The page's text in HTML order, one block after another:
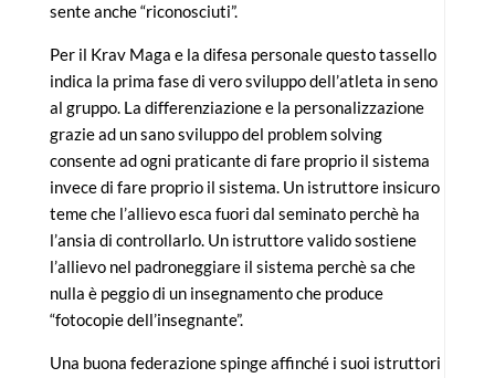
sente anche “riconosciuti”.
Per il Krav Maga e la difesa personale questo tassello
indica la prima fase di vero sviluppo dell’atleta in seno
al gruppo. La differenziazione e la personalizzazione
grazie ad un sano sviluppo del problem solving
consente ad ogni praticante di fare proprio il sistema
invece di fare proprio il sistema. Un istruttore insicuro
teme che l’allievo esca fuori dal seminato perchè ha
l’ansia di controllarlo. Un istruttore valido sostiene
l’allievo nel padroneggiare il sistema perchè sa che
nulla è peggio di un insegnamento che produce
“fotocopie dell’insegnante”.
Una buona federazione spinge affinché i suoi istruttori